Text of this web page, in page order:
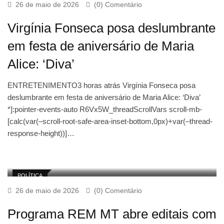
26 de maio de 2026 (0) Comentário
Virgínia Fonseca posa deslumbrante
em festa de aniversário de Maria
Alice: ‘Diva’
ENTRETENIMENTO3 horas atrás Virgínia Fonseca posa
deslumbrante em festa de aniversário de Maria Alice: ‘Diva’
*]:pointer-events-auto R6Vx5W_threadScrollVars scroll-mb-
[calc(var(–scroll-root-safe-area-inset-bottom,0px)+var(–thread-
response-height))]…
POLÍTICA
26 de maio de 2026 (0) Comentário
Programa REM MT abre editais com